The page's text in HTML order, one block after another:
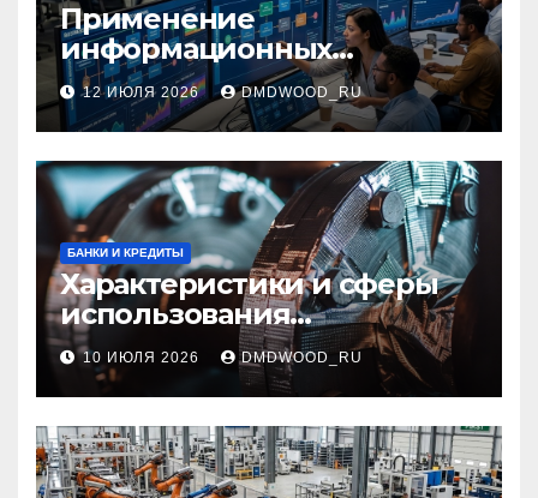
Применение
информационных
технологий и системная
интеграция в бизнес-
процессах
12 ИЮЛЯ 2026 DMDWOOD_RU
БАНКИ И КРЕДИТЫ
Характеристики и сферы
использования
межфланцевых
огнезащитных
самоклеящихся лент
10 ИЮЛЯ 2026 DMDWOOD_RU